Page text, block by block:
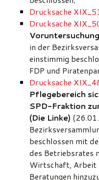
Drucksache
Drucksache
in der
einstimmig
FDP und
Drucksache
Pflegebereich
SPD-Fraktion
(Die Linke)
beschlossen mit
des Betriebsrates
Wirtschaft, Arbeit
Beratungen